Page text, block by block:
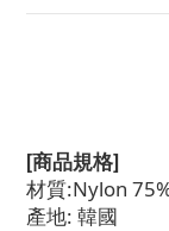
[商品規格]
材質:Nylon
產地: 韓國